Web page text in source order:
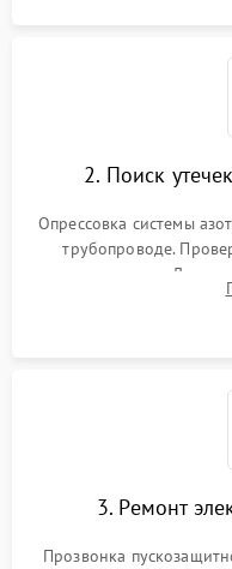
2. Поиск
Опрессовка системы
трубопроводе.
течеискателем.
продувка
3. Ремонт
Прозвонка